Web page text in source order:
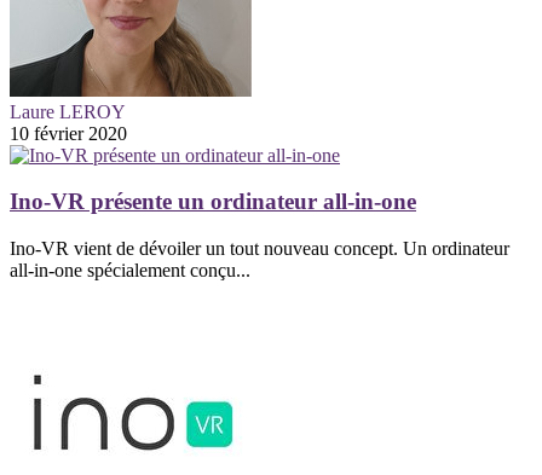
Laure LEROY
10 février 2020
Ino-VR présente un ordinateur all-in-one
Ino-VR vient de dévoiler un tout nouveau concept. Un ordinateur
all-in-one spécialement conçu...